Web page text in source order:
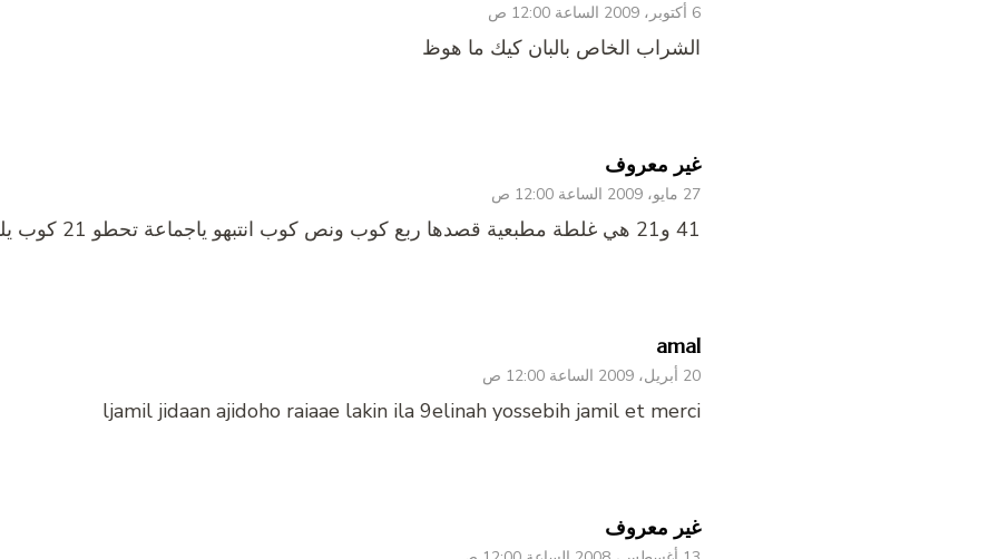
6 أكتوبر، 2009 الساعة 12:00 ص
الشراب الخاص بالبان كيك ما هوظ
غير معروف
27 مايو، 2009 الساعة 12:00 ص
41 و21 هي غلطة مطبعية قصدها ربع كوب ونص كوب انتبهو ياجماعة تحطو 21 كوب يلهووووي
amal
20 أبريل، 2009 الساعة 12:00 ص
ljamil jidaan ajidoho raiaae lakin ila 9elinah yossebih jamil et merci
غير معروف